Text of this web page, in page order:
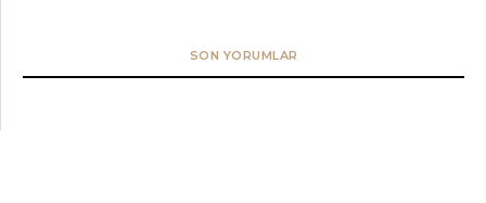
SON YORUMLAR